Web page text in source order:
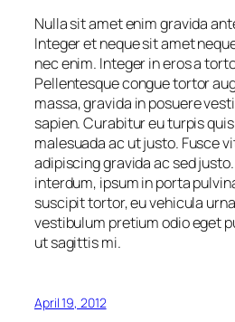
Nulla sit amet enim gravida
Integer et neque sit amet
nec enim. Integer in eros a
Pellentesque congue tortor
massa, gravida in posuere
sapien. Curabitur eu turpis
malesuada ac ut justo. Fusce
adipiscing gravida ac sed
interdum, ipsum in porta
suscipit tortor, eu vehicula
vestibulum pretium odio eget
ut sagittis mi.
April 19, 2012